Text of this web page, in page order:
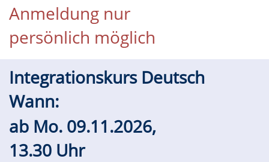
Anmeldung nur
persönlich möglich
Integrationskurs Deutsch
Wann:
ab Mo. 09.11.2026,
13.30 Uhr